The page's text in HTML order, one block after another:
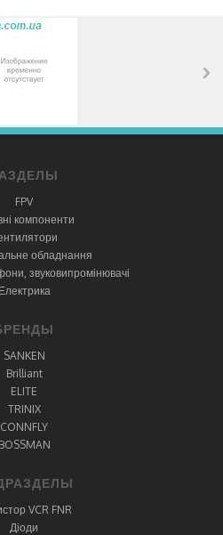
FPV
компоненти
обладнання
звуковипромінювачі
Електрика
SANKEN
Brilliant
ELITE
TRINIX
CONNFLY
BOSSMAN
VCR FNR
Діоди